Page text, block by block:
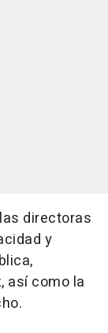
directoras
y
así como la